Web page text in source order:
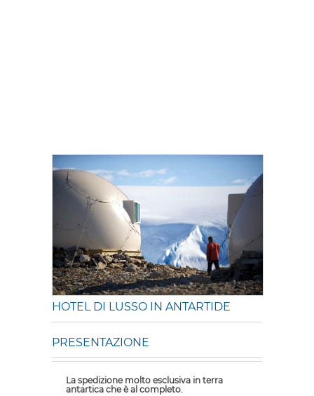
HOTEL DI LUSSO IN ANTARTIDE
PRESENTAZIONE
La spedizione molto esclusiva in terra
antartica che è al completo.